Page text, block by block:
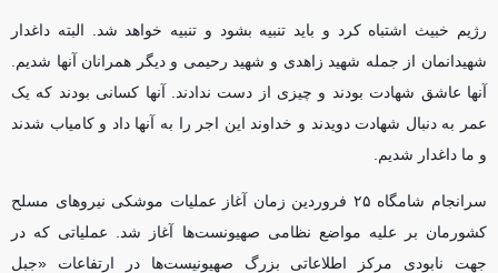
رژیم خبیث اشتباه کرد و باید تنبیه بشود و تنبیه خواهد شد. البته داغدار
شهیدانمان از جمله شهید زاهدی و شهید رحیمی و دیگر همرانان آنها شدیم.
آنها عاشق شهادت بودند و چیزی از دست ندادند. آنها کسانی بودند که یک
عمر به دنبال شهادت دویدند و خداوند این اجر را به آنها داد و کامیاب شدند
و ما داغدار شدیم.
سرانجام شامگاه ۲۵ فروردین زمان آغاز عملیات موشکی نیرو‌های مسلح
کشورمان بر علیه مواضع نظامی صهیونست‌ها آغاز شد. عملیاتی که در
جهت نابودی مرکز اطلاعاتی بزرگ صهیونیست‌ها در ارتفاعات «جبل